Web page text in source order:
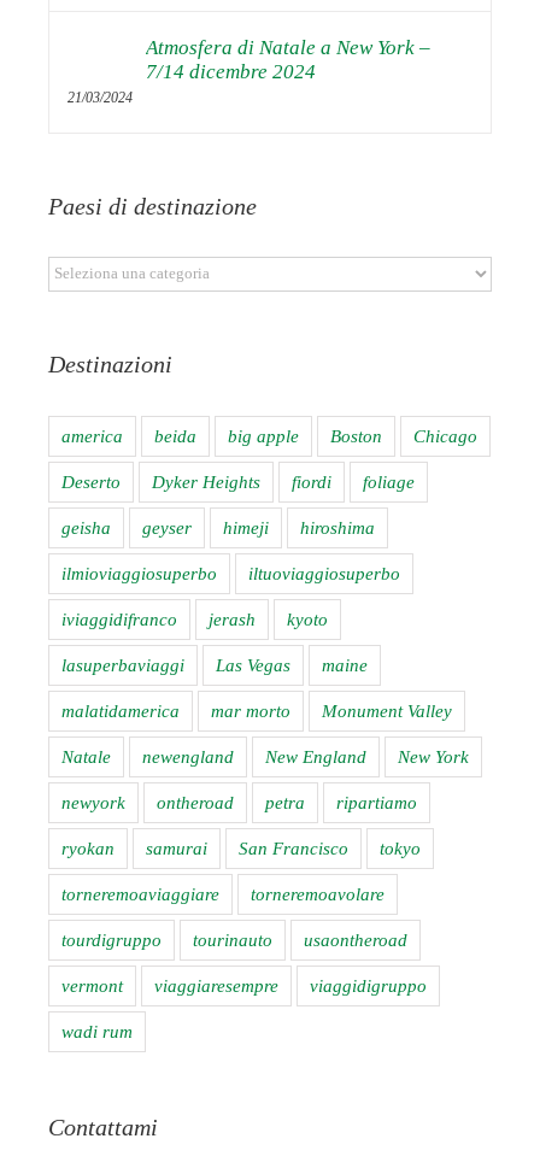
Atmosfera di Natale a New York –
7/14 dicembre 2024
21/03/2024
Paesi di destinazione
Paesi
Destinazioni
america beida big apple Boston Chicago
Deserto Dyker Heights fiordi foliage
geisha geyser himeji hiroshima
ilmioviaggiosuperbo iltuoviaggiosuperbo
iviaggidifranco jerash kyoto
lasuperbaviaggi Las Vegas maine
malatidamerica mar morto Monument Valley
Natale newengland New England New York
newyork ontheroad petra ripartiamo
ryokan samurai San Francisco tokyo
torneremoaviaggiare torneremoavolare
tourdigruppo tourinauto usaontheroad
vermont viaggiaresempre viaggidigruppo
wadi rum
Contattami